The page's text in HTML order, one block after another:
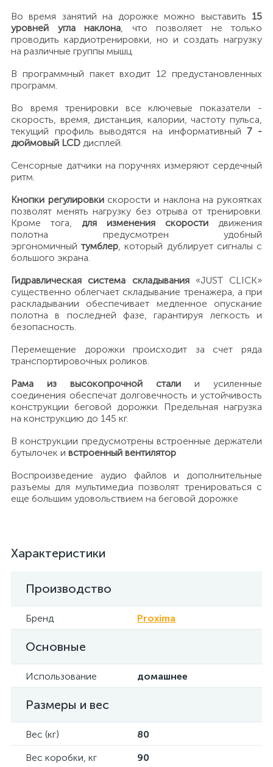
Во время занятий на дорожке можно выставить 15
уровней угла наклона, что позволяет не только
проводить кардиотренировки, но и создать нагрузку
на различные группы мышц.
В программный пакет входит 12 предустановленных
программ.
Во время тренировки все ключевые показатели -
скорость, время, дистанция, калории, частоту пульса,
текущий профиль выводятся на информативный7 -
дюймовый LCD дисплей.
Сенсорные датчики на поручнях измеряют сердечный
ритм.
Кнопки регулировкискорости и наклона на рукоятках
позволят менять нагрузку без отрыва от тренировки.
Кроме тога, для изменения скорости движения
полотна предусмотрен удобный
эргономичныйтумблер, который дублирует сигналы с
большого экрана.
Гидравлическая система складывания«JUST CLICK»
существенно облегчает складывание тренажера, а при
раскладывании обеспечивает медленное опускание
полотна в последней фазе, гарантируя легкость и
безопасность.
Перемещение дорожки происходит за счет ряда
транспортировочных роликов.
Рама из высокопрочной стали и усиленные
соединения обеспечат долговечность и устойчивость
конструкции беговой дорожки. Предельная нагрузка
на конструкцию до 145 кг.
В конструкции предусмотрены встроенные держатели
бутылочек и встроенный вентилятор
Воспроизведение аудио файлов и дополнительные
разъемы для мультимедиа позволят тренироваться с
еще большим удовольствием на беговой дорожке
Характеристики
Производство
Бренд Proxima
Основные
Использование домашнее
Размеры и вес
Вес (кг)
80
Вес коробки, кг
90